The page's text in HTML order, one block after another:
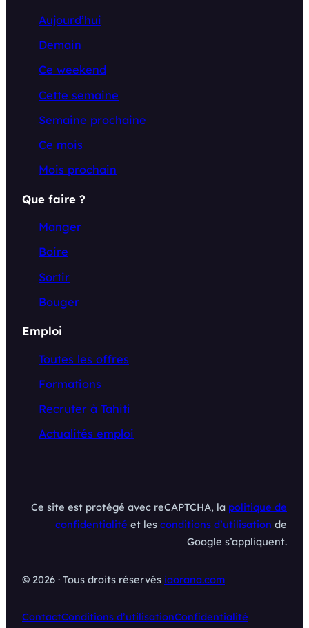
Aujourd’hui
Demain
Ce weekend
Cette semaine
Semaine prochaine
Ce mois
Mois prochain
Que faire ?
Manger
Boire
Sortir
Bouger
Emploi
Toutes les offres
Formations
Recruter à Tahiti
Actualités emploi
Ce site est protégé avec reCAPTCHA, la politique de
confidentialité et les conditions d’utilisation de
Google s’appliquent.
© 2026 · Tous droits réservés iaorana.com
ContactConditions d’utilisationConfidentialité